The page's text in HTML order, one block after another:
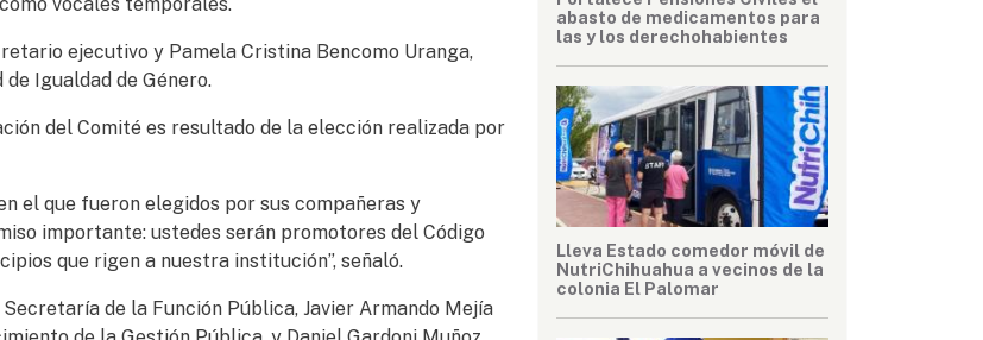
ejecutivo y Pamela Cristina Bencomo Uranga,
Igualdad de Género.
del Comité es resultado de la elección realizada por
el que fueron elegidos por sus compañeras y
importante: ustedes serán promotores del Código
que rigen a nuestra institución”, señaló.
de la Función Pública, Javier Armando Mejía
abasto de medicamentos para
las y los derechohabientes
Lleva Estado comedor móvil de
NutriChihuahua a vecinos de la
colonia El Palomar